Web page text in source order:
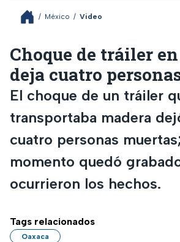
/ México / Video
Choque de tráiler
deja cuatro
El choque de un tráiler
transportaba madera
cuatro personas
momento quedó
ocurrieron los hechos.
Tags relacionados
Oaxaca